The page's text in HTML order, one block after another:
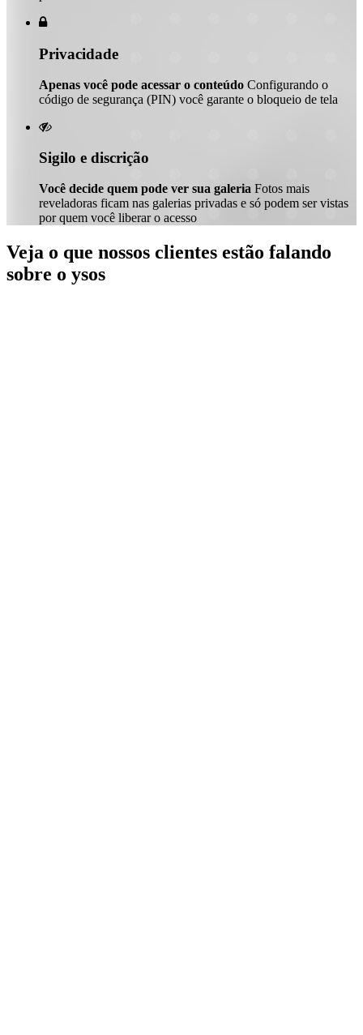

Privacidade
Apenas você pode acessar o conteúdo Configurando o
código de segurança (PIN) você garante o bloqueio de tela

Sigilo e discrição
Você decide quem pode ver sua galeria Fotos mais
reveladoras ficam nas galerias privadas e só podem ser vistas
por quem você liberar o acesso
Veja o que nossos clientes estão falando
sobre o ysos